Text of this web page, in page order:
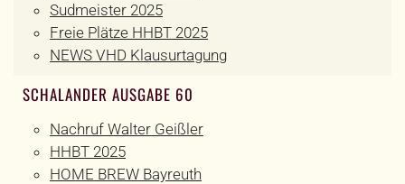
Sudmeister 2025
Freie Plätze HHBT 2025
NEWS VHD Klausurtagung
SCHALANDER AUSGABE 60
Nachruf Walter Geißler
HHBT 2025
HOME BREW Bayreuth